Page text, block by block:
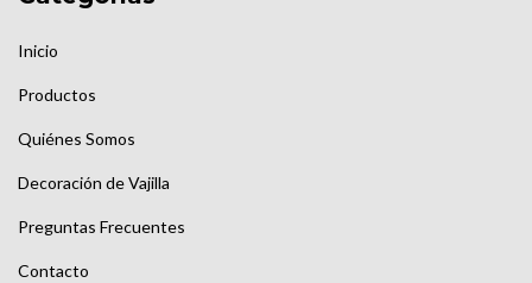
Inicio
Productos
Quiénes Somos
Decoración de Vajilla
Preguntas Frecuentes
Contacto